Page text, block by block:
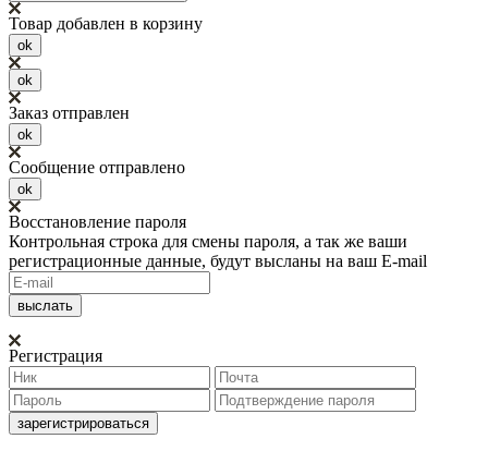
Товар добавлен в корзину
ok
ok
Заказ отправлен
ok
Сообщение отправлено
ok
Восстановление пароля
Контрольная строка для смены пароля, а так же ваши
регистрационные данные, будут высланы на ваш E-mail
Регистрация